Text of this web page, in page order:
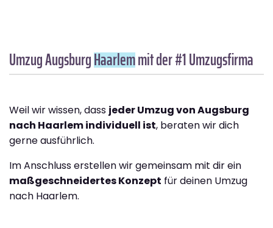
Umzug AugsburgHaarlemmit der #1 Umzugsfirma
Weil wir wissen, dass jeder Umzug von Augsburg
nach Haarlem individuell ist, beraten wir dich
gerne ausführlich.
Im Anschluss erstellen wir gemeinsam mit dir ein
maßgeschneidertes Konzept für deinen Umzug
nach Haarlem.